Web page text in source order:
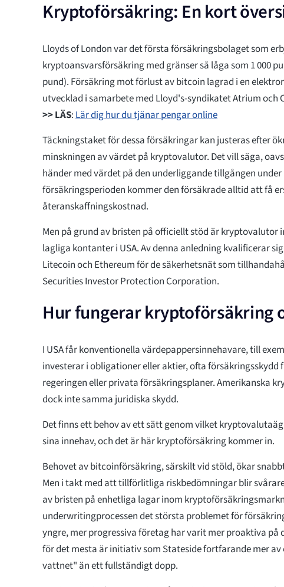
Kryptoförsäkring: En kort
Lloyds of London var det första försäkringsbolaget som
kryptoansvarsförsäkring med gränser så låga som 1 000
pund). Försäkring mot förlust av bitcoin lagrad i en
utvecklad i samarbete med Lloyd's-syndikatet Atrium och
>> LÄS: Lär dig hur du tjänar pengar online
Täckningstaket för dessa försäkringar kan justeras efter
minskningen av värdet på kryptovalutor. Det vill säga,
händer med värdet på den underliggande tillgången under
försäkringsperioden kommer den försäkrade alltid att få
återanskaffningskostnad.
Men på grund av bristen på officiellt stöd är kryptovalutor
lagliga kontanter i USA. Av denna anledning kvalificerar
Litecoin och Ethereum för de säkerhetsnät som
Securities Investor Protection Corporation.
Hur fungerar kryptoförsäkring
I USA får konventionella värdepappersinnehavare, till
investerar i obligationer eller aktier, ofta försäkringsskydd
regeringen eller privata försäkringsplaner. Amerikanska
dock inte samma juridiska skydd.
Det finns ett behov av ett sätt genom vilket
sina innehav, och det är här kryptoförsäkring kommer in.
Behovet av bitcoinförsäkring, särskilt vid stöld, ökar
Men i takt med att tillförlitliga riskbedömningar blir
av bristen på enhetliga lagar inom
underwritingprocessen det största problemet för
yngre, mer progressiva företag har varit mer proaktiva på
för det mesta är initiativ som Stateside fortfarande mer
vattnet" än ett fullständigt dopp.